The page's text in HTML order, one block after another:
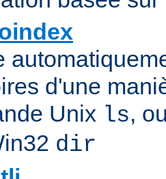
d'une
Unix ls,
dir